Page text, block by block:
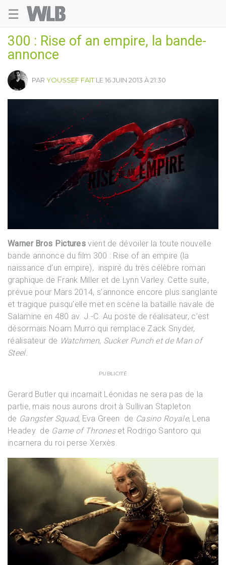
☰
300 : Rise of an empire, la bande-
annonce
PAR YOUSSEF FAITLE 16 JUIN 2013 À 21:30
Warner Bros Picturesvient de dévoiler la toute nouvelle
bande annonce du film 300 : Rise of an empire (la
naissance d’un empire), inspiré du très célèbre roman
graphique de Frank Miller et de Lynn Varley. Cette suite,
prévue pour Mars 2014, s’annonce encore plus sanglante
et tragique puisqu’elle met en scène la bataille navale de
Salamine en 480 av. J.-C. Au poste de réalisateur, c’est
désormais Noam Murro qui remplace Zack Snyder,
réalisateur de Watchmen, Sucker Punch et deMan of
Steel.
PUBLICITÉ
Gerard Butler qui incarnait Léonidas ne sera pas de la
partie, mais nous aurons droit à Sullivan Stapleton
de Gangster Squad, Eva Green de Casino Royale, Lena
Headey de Game of Thrones et Rodrigo Santoro qui
incarnera du roi perse Xerxès.